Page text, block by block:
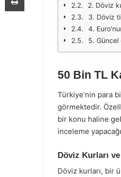
2. Döviz
3. Döviz
4.
5. Güncel
50 Bin TL
Türkiye’nin para
görmektedir.
bir konu haline
inceleme
Döviz Kurları
Döviz kurları, bir